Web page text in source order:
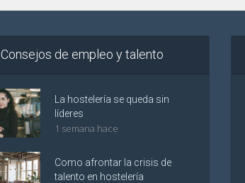
Consejos de empleo y talento
La hostelería se queda sin
líderes
1 semana hace
Como afrontar la crisis de
talento en hostelería